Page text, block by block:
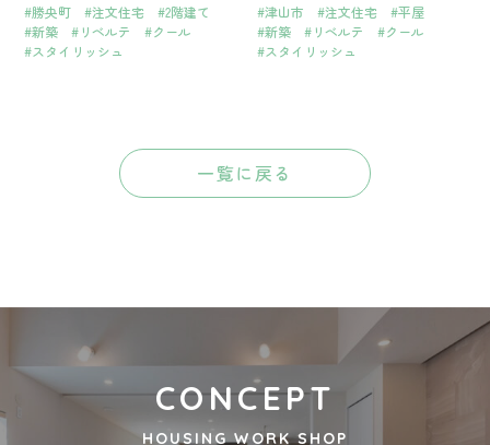
#勝央町 #注文住宅
#2階建て
#新築
#リベルテ
#クール
#スタイリッシュ
#津山市 #注文住宅
#平屋
#新築
#リベルテ
#クール
#スタイリッシュ
一覧に戻る
CONCEPT
HOUSING WORK SHOP